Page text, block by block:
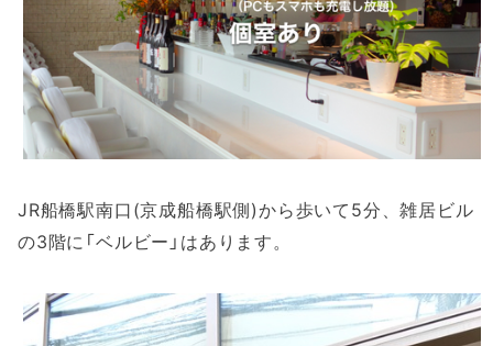
JR船橋駅南口(京成船橋駅側)から歩いて5分、雑居ビル
の3階に「ベルビー」はあります。